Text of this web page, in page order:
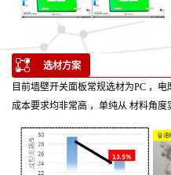
选材方案
目前墙壁开关面板常规选材为PC ，
成本要求均非常高 ，单纯从 材料角度